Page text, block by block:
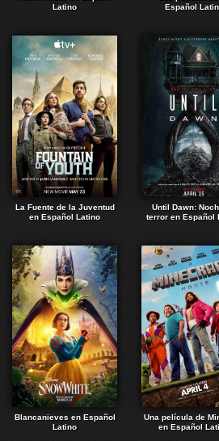
Latino
Español
La Fuente de la Juventud
en Español Latino
Until Dawn:
terror en Español
Blancanieves en Español
Latino
Una película de
en Español